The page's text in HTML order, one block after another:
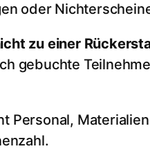
oder
zu einer
gebuchte
Personal,